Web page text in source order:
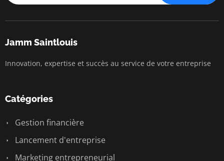
Jamm Saintlouis
Innovation, expertise et succès au service de votre entreprise
Catégories
Gestion financière
Lancement d'entreprise
Marketing entrepreneurial